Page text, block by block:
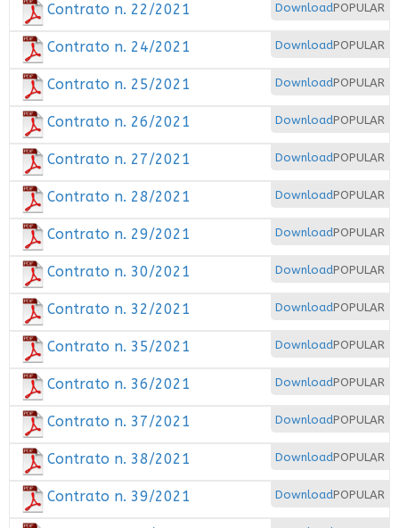
POPULAR
Download
Contrato n. 22/2021
POPULAR
Download
Contrato n. 24/2021
POPULAR
Download
Contrato n. 25/2021
POPULAR
Download
Contrato n. 26/2021
POPULAR
Download
Contrato n. 27/2021
POPULAR
Download
Contrato n. 28/2021
POPULAR
Download
Contrato n. 29/2021
POPULAR
Download
Contrato n. 30/2021
POPULAR
Download
Contrato n. 32/2021
POPULAR
Download
Contrato n. 35/2021
POPULAR
Download
Contrato n. 36/2021
POPULAR
Download
Contrato n. 37/2021
POPULAR
Download
Contrato n. 38/2021
POPULAR
Download
Contrato n. 39/2021